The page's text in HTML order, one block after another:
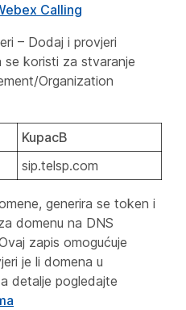
Calling
– Dodaj i provjeri
se koristi za stvaranje
Organization
KupacB
sip.telsp.com
generira se token i
domenu na DNS
zapis omogućuje
je li domena u
detalje pogledajte